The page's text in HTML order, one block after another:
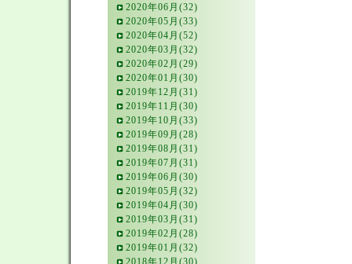
2020年06月(32)
2020年05月(33)
2020年04月(52)
2020年03月(32)
2020年02月(29)
2020年01月(30)
2019年12月(31)
2019年11月(30)
2019年10月(33)
2019年09月(28)
2019年08月(31)
2019年07月(31)
2019年06月(30)
2019年05月(32)
2019年04月(30)
2019年03月(31)
2019年02月(28)
2019年01月(32)
2018年12月(30)